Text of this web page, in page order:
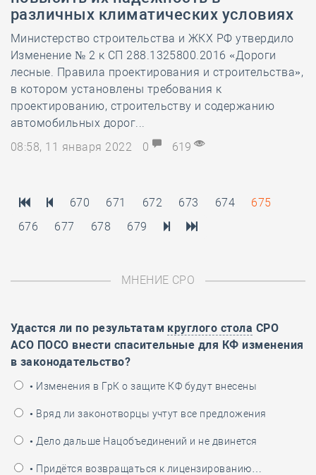
различных климатических условиях
Министерство строительства и ЖКХ РФ утвердило
Изменение № 2 к СП 288.1325800.2016 «Дороги
лесные. Правила проектирования и строительства»,
в котором установлены требования к
проектированию, строительству и содержанию
автомобильных дорог...
08:58, 11 января 2022
0 619
670 671 672 673 674
675
676
677 678 679
МНЕНИЕ СРО
Удастся ли по результатам круглого стола СРО
АСО ПОСО внести спасительные для КФ изменения
в законодательство?
• Изменения в ГрК о защите КФ будут внесены
• Вряд ли законотворцы учтут все предложения
• Дело дальше Нацобъединений и не двинется
• Придётся возвращаться к лицензированию…